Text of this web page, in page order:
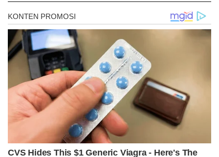
https://www.indonesianjournalofcancer.or.id/e-
journal/index.php/ijoc/article/view/73
https://www.webmd.com/a-to-z-guides/what-is-teratoma
https://www.healthline.com/health/teratoma#treatment
https://www.chop.edu/conditions-diseases/sacrococcygeal-
teratoma-sct?gclid=CjwKCAjwrNjcBRA3EiwAIIOvq3P-
ycZ9HtVr6XobnrTlgndZURbPV-FoDRjl-
0u1i5azlQramrEuahoCnn8QAvD_BwE
https://www.ncbi.nlm.nih.gov/pmc/articles/PMC4609489/ -
Surgery Research
https://www.cancer.gov/publications/dictionaries/cancer-
terms/def/teratoma
https://radiopaedia.org/articles/testicular-teratoma
the-prognosis-of-testicular-teratoma